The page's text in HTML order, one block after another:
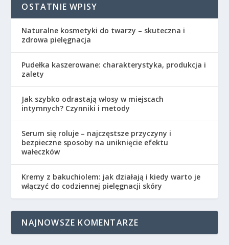
OSTATNIE WPISY
Naturalne kosmetyki do twarzy – skuteczna i
zdrowa pielęgnacja
Pudełka kaszerowane: charakterystyka, produkcja i
zalety
Jak szybko odrastają włosy w miejscach
intymnych? Czynniki i metody
Serum się roluje – najczęstsze przyczyny i
bezpieczne sposoby na uniknięcie efektu
wałeczków
Kremy z bakuchiolem: jak działają i kiedy warto je
włączyć do codziennej pielęgnacji skóry
NAJNOWSZE KOMENTARZE